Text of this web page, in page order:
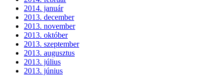
2014. január
2013. december
2013. november
2013. október
2013. szeptember
2013. augusztus
2013. július
2013. június